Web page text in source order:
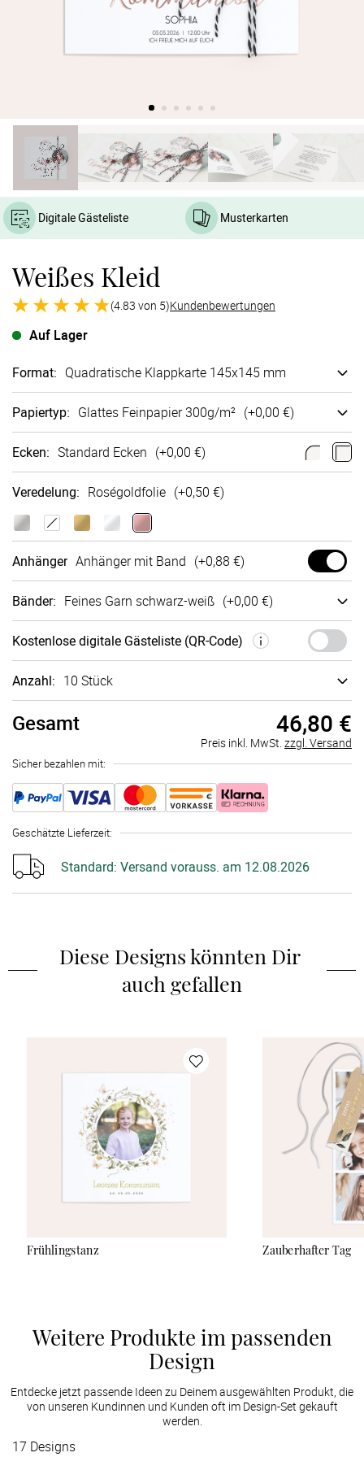
Digitale Gästeliste Musterkarten
Weißes Kleid
(4.83 von 5)Kundenbewertungen
Auf Lager
Format: Quadra­tische Klappkarte 145x145 mm
Papiertyp: Glattes Fein­papier 300g/m² (+0,00 €)
Ecken: Standard Ecken (+0,00 €)
Veredelung: Roségoldfolie (+0,50 €)
Anhänger Anhänger mit Band (+0,88 €)
Bänder: Feines Garn schwarz-weiß (+0,00 €)
Kosten­lose digi­tale Gäste­liste (QR-Code)
Anzahl: 10 Stück
Gesamt 46,80 €
Preis inkl. MwSt. zzgl. Versand
Sicher bezahlen mit:
Geschätzte Lieferzeit:
Standard: Versand vorauss. am 12.08.2026
Diese Designs könnten Dir
auch gefallen
Frühlingstanz Zauberhafter Tag
Weitere Produkte im passenden
Design
Entdecke jetzt passende Ideen zu Deinem ausgewählten Produkt, die
von unseren Kundinnen und Kunden oft im Design-Set gekauft
werden.
17 Designs